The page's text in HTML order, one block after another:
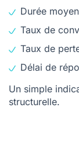
Durée
Taux de
Taux de
Délai de
Un simple
structurelle.